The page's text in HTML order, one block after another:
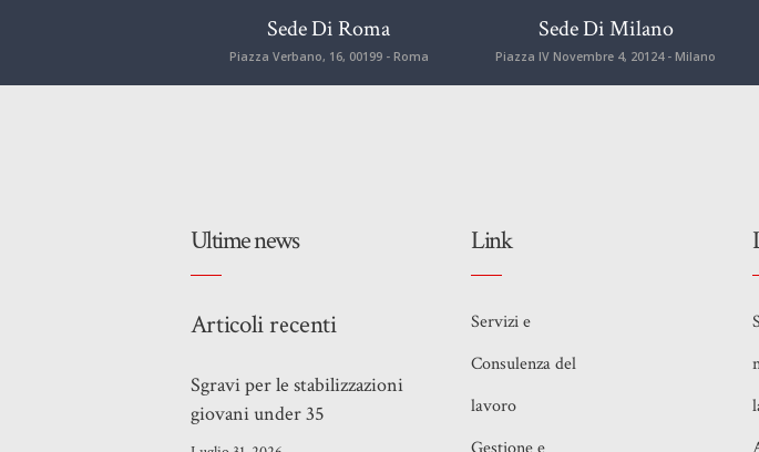
Sede Di Roma
Piazza Verbano, 16, 00199 - Roma
Sede Di Milano
Piazza IV Novembre 4, 20124 - Milano
Ultime news
Articoli recenti
Sgravi per le stabilizzazioni
giovani under 35
Link
Servizi e
Consulenza del
lavoro